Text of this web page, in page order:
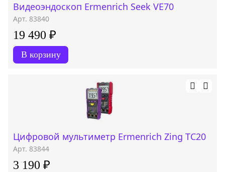
Видеоэндоскоп Ermenrich Seek VE70
Арт. 83840
19 490 ₽
В корзину
Цифровой мультиметр Ermenrich Zing TC20
Арт. 83844
3 190 ₽